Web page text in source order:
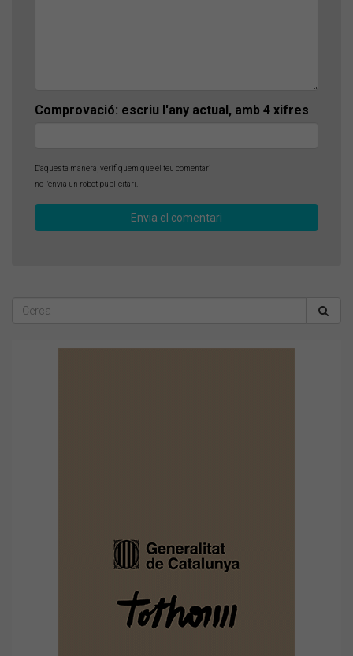
Comprovació: escriu l'any actual, amb 4 xifres
D'aquesta manera, verifiquem que el teu comentari
no l'envia un robot publicitari.